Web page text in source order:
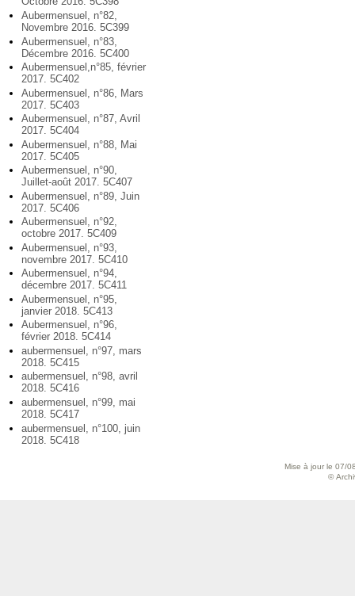
Aubermensuel, n°82,
Novembre 2016. 5C399
Aubermensuel, n°83,
Décembre 2016. 5C400
Aubermensuel,n°85, février
2017. 5C402
Aubermensuel, n°86, Mars
2017. 5C403
Aubermensuel, n°87, Avril
2017. 5C404
Aubermensuel, n°88, Mai
2017. 5C405
Aubermensuel, n°90,
Juillet-août 2017. 5C407
Aubermensuel, n°89, Juin
2017. 5C406
Aubermensuel, n°92,
octobre 2017. 5C409
Aubermensuel, n°93,
novembre 2017. 5C410
Aubermensuel, n°94,
décembre 2017. 5C411
Aubermensuel, n°95,
janvier 2018. 5C413
Aubermensuel, n°96,
février 2018. 5C414
aubermensuel, n°97, mars
2018. 5C415
aubermensuel, n°98, avril
2018. 5C416
aubermensuel, n°99, mai
2018. 5C417
aubermensuel, n°100, juin
2018. 5C418
Mise à jour le 07/
©